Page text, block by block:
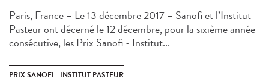
Paris, France – Le 13 décembre 2017 – Sanofi et l’Institut
Pasteur ont décerné le 12 décembre, pour la sixième année
consécutive, les Prix Sanofi - Institut...
PRIX SANOFI - INSTITUT PASTEUR